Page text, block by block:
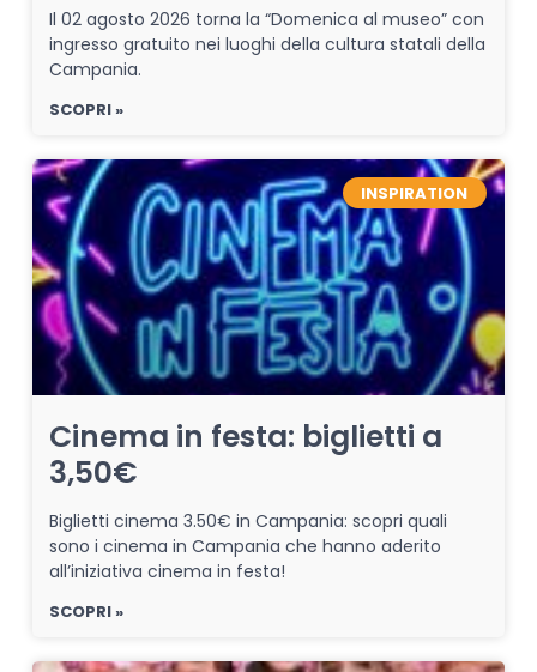
Il 02 agosto 2026 torna la “Domenica al museo” con
ingresso gratuito nei luoghi della cultura statali della
Campania.
SCOPRI »
INSPIRATION
Cinema in festa: biglietti a
3,50€
Biglietti cinema 3.50€ in Campania: scopri quali
sono i cinema in Campania che hanno aderito
all’iniziativa cinema in festa!
SCOPRI »